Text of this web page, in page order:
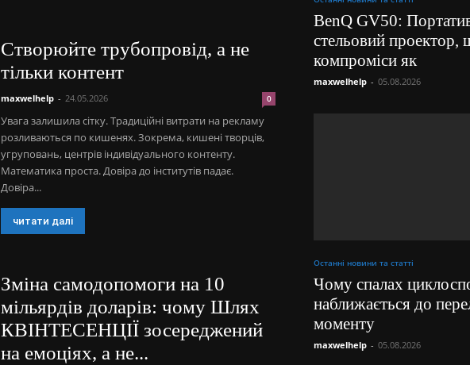
Створюйте трубопровід, а не
тільки контент
maxwelhelp - 24.05.2026 0
Увага залишила сітку. Традиційні витрати на рекламу
розливаються по кишенях. Зокрема, кишені творців,
угруповань, центрів індивідуального контенту.
Математика проста. Довіра до інститутів падає.
Довіра...
читати далі
Зміна самодопомоги на 10
мільярдів доларів: чому Шлях
КВІНТЕСЕНЦІЇ зосереджений
на емоціях, а не...
BenQ GV50:
стельовий проектор,
компроміси як
maxwelhelp - 05.08.2026
Останні новини та статті
Чому спалах
наближається до
моменту
maxwelhelp - 05.08.2026